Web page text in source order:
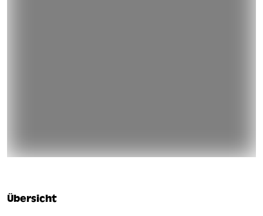
Übersicht